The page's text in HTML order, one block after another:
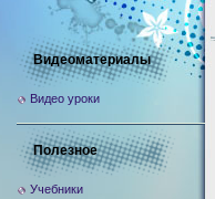
Видеоматериалы
Видео уроки
Полезное
Учебники